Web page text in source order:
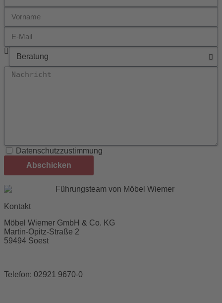
Datenschutzzustimmung
Abschicken
Kontakt
Möbel Wiemer GmbH & Co. KG
Martin-Opitz-Straße 2
59494 Soest
Telefon: 02921 9670-0